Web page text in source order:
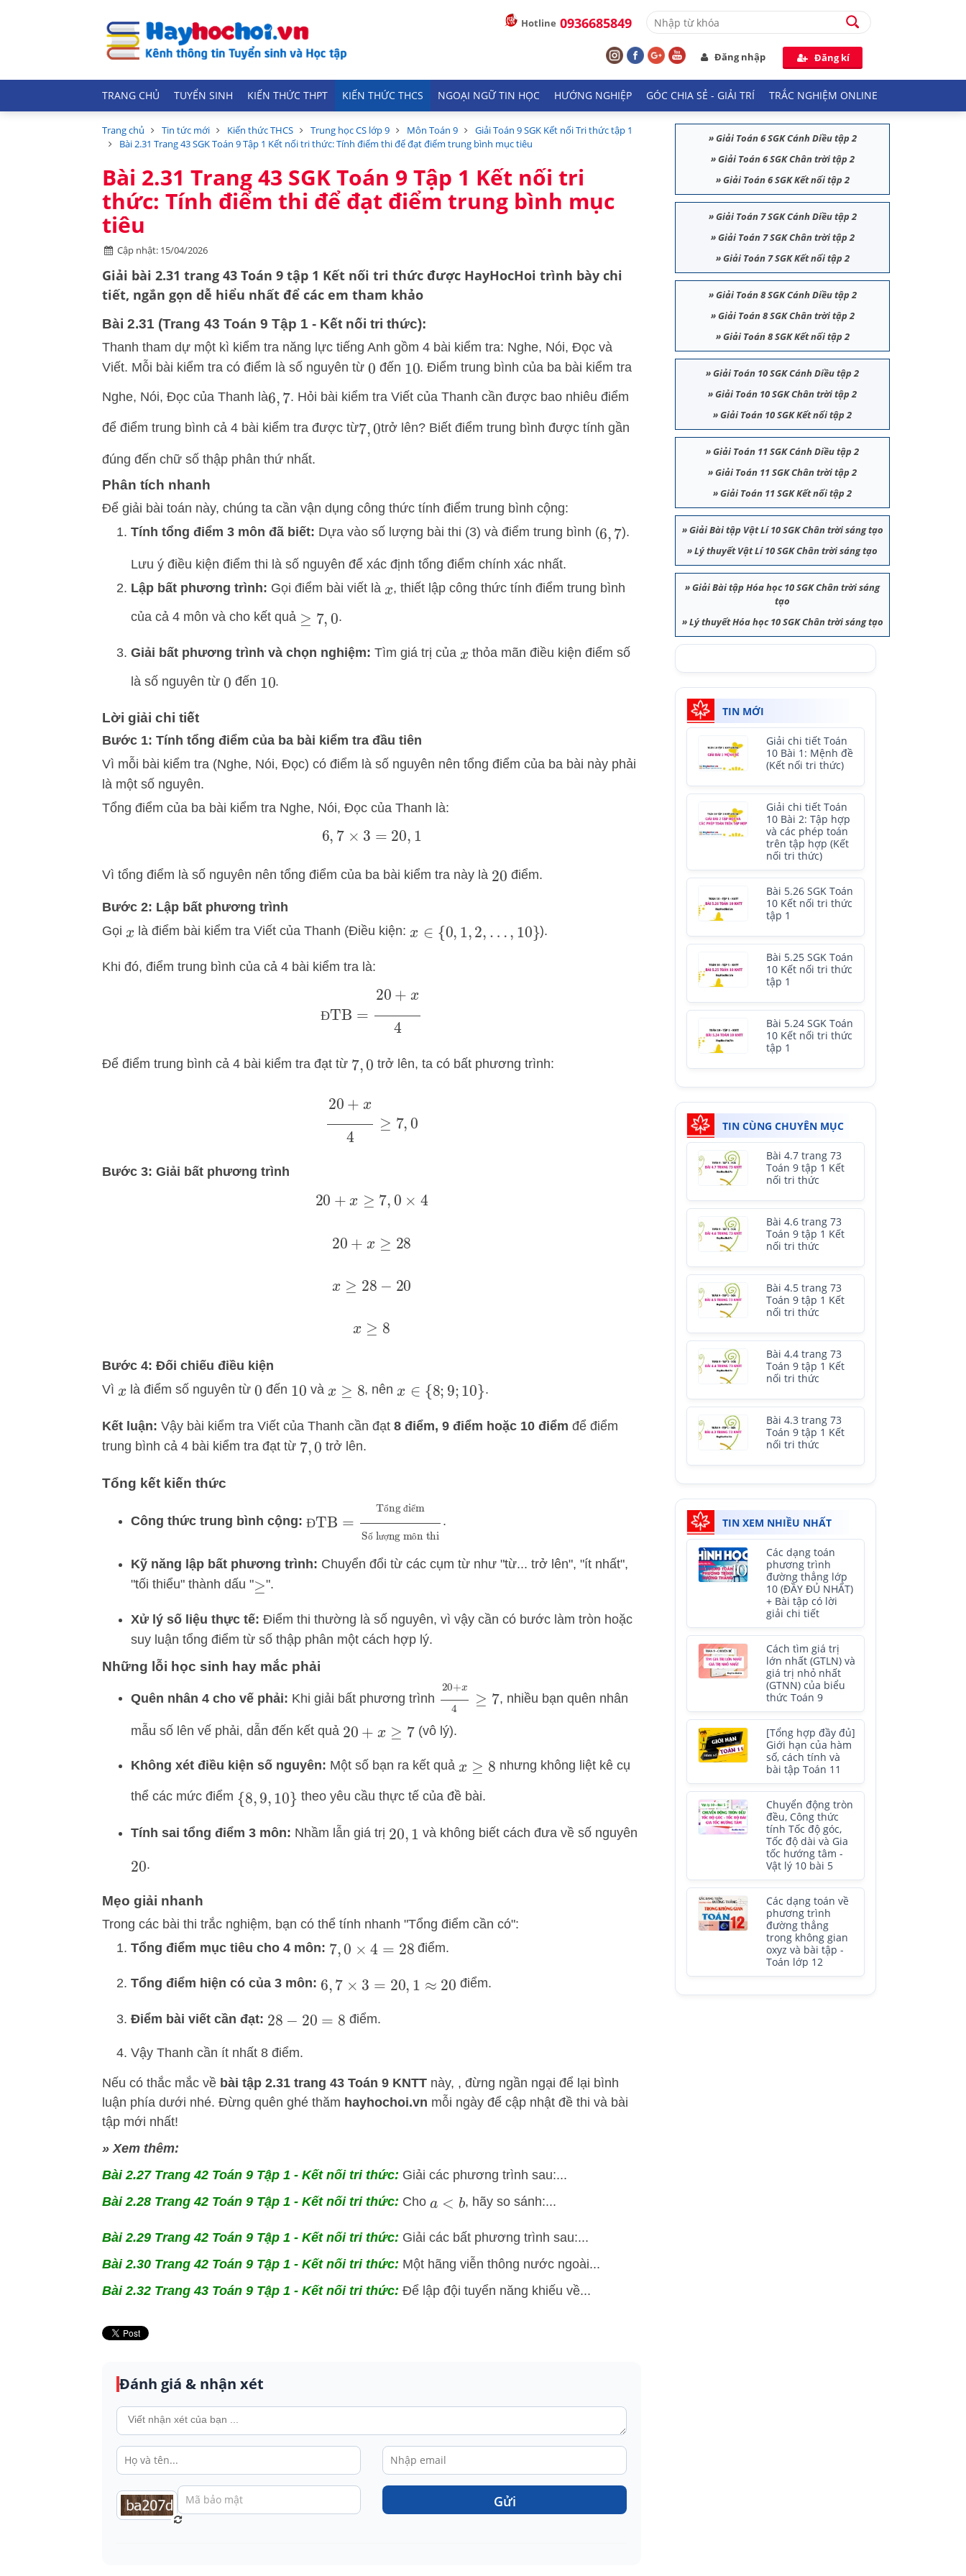
Hotline 0936685849
Đăng nhập Đăng kí
TRANG CHỦ TUYỂN SINH KIẾN THỨC THPT KIẾN THỨC THCS NGOẠI NGỮ TIN HỌC HƯỚNG NGHIỆP GÓC CHIA SẺ - GIẢI TRÍ TRẮC NGHIỆM ONLINE
Trang chủ Tin tức mới Kiến thức THCS Trung học CS lớp 9 Môn Toán 9
Giải Toán 9 SGK Kết nối Tri thức tập 1
Bài 2.31 Trang 43 SGK Toán 9 Tập 1 Kết nối tri thức: Tính điểm thi để đạt điểm trung bình mục tiêu
Bài 2.31 Trang 43 SGK Toán 9 Tập 1 Kết nối tri
thức: Tính điểm thi để đạt điểm trung bình mục
tiêu
Cập nhật: 15/04/2026
Giải bài 2.31 trang 43 Toán 9 tập 1 Kết nối tri thức được HayHocHoi trình bày chi
tiết, ngắn gọn dễ hiểu nhất để các em tham khảo
Bài 2.31 (Trang 43 Toán 9 Tập 1 - Kết nối tri thức):
Thanh tham dự một kì kiểm tra năng lực tiếng Anh gồm 4 bài kiểm tra: Nghe, Nói, Đọc và
Viết. Mỗi bài kiểm tra có điểm là số nguyên từ 0 đến 10. Điểm trung bình của ba bài kiểm tra
Nghe, Nói, Đọc của Thanh là6, 7. Hỏi bài kiểm tra Viết của Thanh cần được bao nhiêu điểm
để điểm trung bình cả 4 bài kiểm tra được từ7,0trở lên? Biết điểm trung bình được tính gần
đúng đến chữ số thập phân thứ nhất.
Phân tích nhanh
Để giải bài toán này, chúng ta cần vận dụng công thức tính điểm trung bình cộng:
Tính tổng điểm 3 môn đã biết: Dựa vào số lượng bài thi (3) và điểm trung bình (6, 7).
Lưu ý điều kiện điểm thi là số nguyên để xác định tổng điểm chính xác nhất.
Lập bất phương trình: Gọi điểm bài viết là x, thiết lập công thức tính điểm trung bình
của cả 4 môn và cho kết quả ≥7 ,0 .
Giải bất phương trình và chọn nghiệm: Tìm giá trị của x thỏa mãn điều kiện điểm số
là số nguyên từ 0 đến 10.
Lời giải chi tiết
Bước 1: Tính tổng điểm của ba bài kiểm tra đầu tiên
Vì mỗi bài kiểm tra (Nghe, Nói, Đọc) có điểm là số nguyên nên tổng điểm của ba bài này phải
là một số nguyên.
Tổng điểm của ba bài kiểm tra Nghe, Nói, Đọc của Thanh là:
6, 7× 3 =20,1
Vì tổng điểm là số nguyên nên tổng điểm của ba bài kiểm tra này là 20 điểm.
Bước 2: Lập bất phương trình
Gọi x là điểm bài kiểm tra Viết của Thanh (Điều kiện: x∈{ 0,1 ,2,…, 10} ).
Khi đó, điểm trung bình của cả 4 bài kiểm tra là:
Đ
20+x4
Để điểm trung bình cả 4 bài kiểm tra đạt từ 7,0 trở lên, ta có bất phương trình:
20+ x4
Bước 3: Giải bất phương trình
20 +x≥7,0× 4
20+x ≥28
x≥ 28−20
x ≥8
Bước 4: Đối chiếu điều kiện
Vì x là điểm số nguyên từ0 đến 10 và x≥8 , nên x∈{ 8;9 ;10} .
Kết luận: Vậy bài kiểm tra Viết của Thanh cần đạt 8 điểm, 9 điểm hoặc 10 điểm để điểm
trung bình cả 4 bài kiểm tra đạt từ 7,0 trở lên.
Tổng kết kiến thức
Công thức trung bình cộng: Đ
Tổng điểmSố lượng môn thi
.
Kỹ năng lập bất phương trình: Chuyển đổi từ các cụm từ như "từ... trở lên", "ít nhất",
"tối thiểu" thành dấu "≥ ".
Xử lý số liệu thực tế: Điểm thi thường là số nguyên, vì vậy cần có bước làm tròn hoặc
suy luận tổng điểm từ số thập phân một cách hợp lý.
Những lỗi học sinh hay mắc phải
Quên nhân 4 cho vế phải: Khi giải bất phương trình 20+x 4 7, nhiều bạn quên nhân
mẫu số lên vế phải, dẫn đến kết quả 20 +x ≥ 7 (vô lý).
Không xét điều kiện số nguyên: Một số bạn ra kết quả x≥8 nhưng không liệt kê cụ
thể các mức điểm { 8,9,10} theo yêu cầu thực tế của đề bài.
Tính sai tổng điểm 3 môn: Nhầm lẫn giá trị 20, 1 và không biết cách đưa về số nguyên
20.
Mẹo giải nhanh
Trong các bài thi trắc nghiệm, bạn có thể tính nhanh "Tổng điểm cần có":
Tổng điểm mục tiêu cho 4 môn: 7,0 ×4 = 28 điểm.
Tổng điểm hiện có của 3 môn: 6, 7 ×3 = 20 1≈20 điểm.
Điểm bài viết cần đạt: 28 −20= 8 điểm.
Vậy Thanh cần ít nhất 8 điểm.
Nếu có thắc mắc về bài tập 2.31 trang 43 Toán 9 KNTT này, , đừng ngần ngại để lại bình
luận phía dưới nhé. Đừng quên ghé thăm hayhochoi.vn mỗi ngày để cập nhật đề thi và bài
tập mới nhất!
» Xem thêm:
Bài 2.27 Trang 42 Toán 9 Tập 1 - Kết nối tri thức: Giải các phương trình sau:...
Bài 2.28 Trang 42 Toán 9 Tập 1 - Kết nối tri thức: Cho a <b , hãy so sánh:...
Bài 2.29 Trang 42 Toán 9 Tập 1 - Kết nối tri thức: Giải các bất phương trình sau:...
Bài 2.30 Trang 42 Toán 9 Tập 1 - Kết nối tri thức: Một hãng viễn thông nước ngoài...
Bài 2.32 Trang 43 Toán 9 Tập 1 - Kết nối tri thức: Để lập đội tuyển năng khiếu về...
Đánh giá & nhận xét
Gửi
»Giải Toán 6 SGK Cánh Diều tập 2
»Giải Toán 6 SGK Chân trời tập 2
»Giải Toán 6 SGK Kết nối tập 2
»Giải Toán 7 SGK Cánh Diều tập 2
»Giải Toán 7 SGK Chân trời tập 2
»Giải Toán 7 SGK Kết nối tập 2
»Giải Toán 8 SGK Cánh Diều tập 2
»Giải Toán 8 SGK Chân trời tập 2
»Giải Toán 8 SGK Kết nối tập 2
»Giải Toán 10 SGK Cánh Diều tập 2
»Giải Toán 10 SGK Chân trời tập 2
»Giải Toán 10 SGK Kết nối tập 2
»Giải Toán 11 SGK Cánh Diều tập 2
»Giải Toán 11 SGK Chân trời tập 2
»Giải Toán 11 SGK Kết nối tập 2
»Giải Bài tập Vật Lí 10 SGK Chân trời sáng tạo
»Lý thuyết Vật Lí 10 SGK Chân trời sáng tạo
»Giải Bài tập Hóa học 10 SGK Chân trời sáng
tạo
»Lý thuyết Hóa học 10 SGK Chân trời sáng tạo
TIN MỚI
Giải chi tiết Toán
10 Bài 1: Mệnh đề
(Kết nối tri thức)
Giải chi tiết Toán
10 Bài 2: Tập hợp
và các phép toán
trên tập hợp (Kết
nối tri thức)
Bài 5.26 SGK Toán
10 Kết nối tri thức
tập 1
Bài 5.25 SGK Toán
10 Kết nối tri thức
tập 1
Bài 5.24 SGK Toán
10 Kết nối tri thức
tập 1
TIN CÙNG CHUYÊN MỤC
Bài 4.7 trang 73
Toán 9 tập 1 Kết
nối tri thức
Bài 4.6 trang 73
Toán 9 tập 1 Kết
nối tri thức
Bài 4.5 trang 73
Toán 9 tập 1 Kết
nối tri thức
Bài 4.4 trang 73
Toán 9 tập 1 Kết
nối tri thức
Bài 4.3 trang 73
Toán 9 tập 1 Kết
nối tri thức
TIN XEM NHIỀU NHẤT
Các dạng toán
phương trình
đường thẳng lớp
10 (ĐẦY ĐỦ NHẤT)
+ Bài tập có lời
giải chi tiết
Cách tìm giá trị
lớn nhất (GTLN) và
giá trị nhỏ nhất
(GTNN) của biểu
thức Toán 9
[Tổng hợp đầy đủ]
Giới hạn của hàm
số, cách tính và
bài tập Toán 11
Chuyển động tròn
đều, Công thức
tính Tốc độ góc,
Tốc độ dài và Gia
tốc hướng tâm -
Vật lý 10 bài 5
Các dạng toán về
phương trình
đường thẳng
trong không gian
oxyz và bài tập -
Toán lớp 12